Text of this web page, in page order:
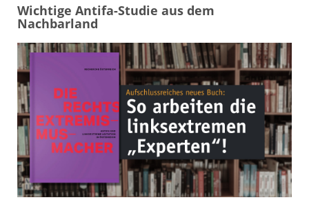
Wichtige Antifa-Studie aus dem
Nachbarland